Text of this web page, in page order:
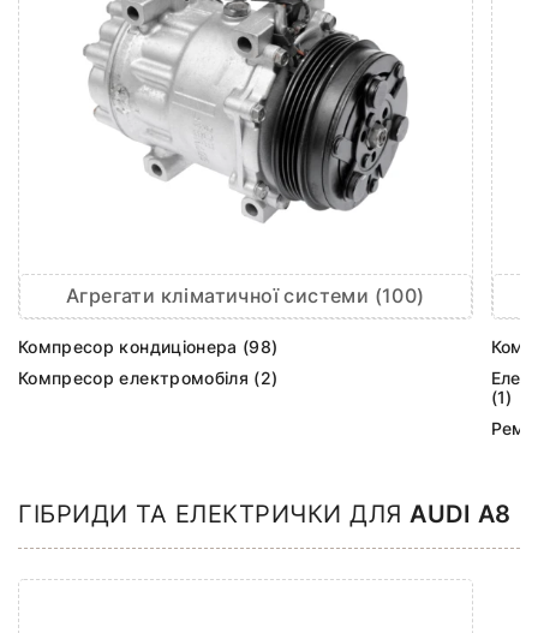
Агрегати кліматичної системи (100)
Компресор кондиціонера (98)
Компресор електромобіля (2)
(1)
ГІБРИДИ ТА ЕЛЕКТРИЧКИ ДЛЯ AUDI A8